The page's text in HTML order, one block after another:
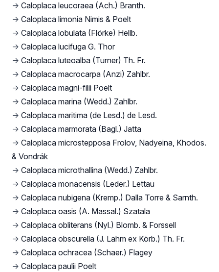
→ Caloplaca leucoraea (Ach.) Branth.
→ Caloplaca limonia Nimis & Poelt
→ Caloplaca lobulata (Flörke) Hellb.
→ Caloplaca lucifuga G. Thor
→ Caloplaca luteoalba (Turner) Th. Fr.
→ Caloplaca macrocarpa (Anzi) Zahlbr.
→ Caloplaca magni-filii Poelt
→ Caloplaca marina (Wedd.) Zahlbr.
→ Caloplaca maritima (de Lesd.) de Lesd.
→ Caloplaca marmorata (Bagl.) Jatta
→ Caloplaca microstepposa Frolov, Nadyeina, Khodos.
& Vondrák
→ Caloplaca microthallina (Wedd.) Zahlbr.
→ Caloplaca monacensis (Leder.) Lettau
→ Caloplaca nubigena (Kremp.) Dalla Torre & Sarnth.
→ Caloplaca oasis (A. Massal.) Szatala
→ Caloplaca obliterans (Nyl.) Blomb. & Forssell
→ Caloplaca obscurella (J. Lahm ex Körb.) Th. Fr.
→ Caloplaca ochracea (Schaer.) Flagey
→ Caloplaca paulii Poelt